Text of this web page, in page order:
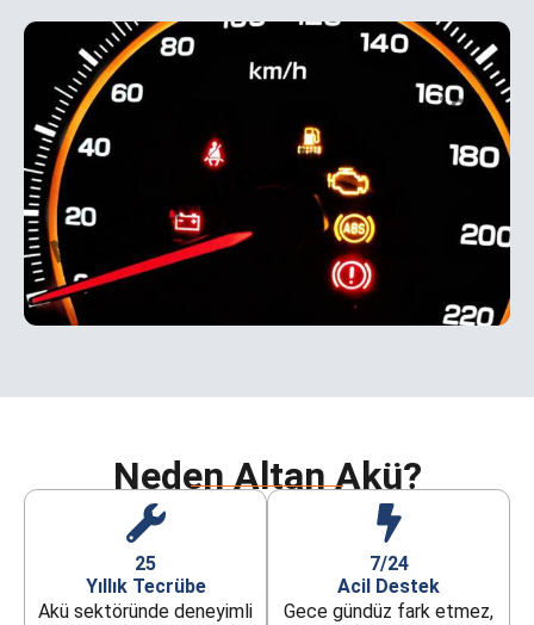
Neden Altan Akü?
25
Yıllık Tecrübe
Akü sektöründe deneyimli
7/24
Acil Destek
Gece gündüz fark etmez,